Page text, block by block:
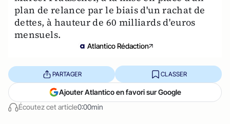
plan de relance par le biais d'un rachat de
dettes, à hauteur de 60 milliards d'euros
mensuels.
Atlantico Rédaction
Écoutez cet article0:00min
PARTAGER CLASSER
Ajouter Atlantico en favori sur Google